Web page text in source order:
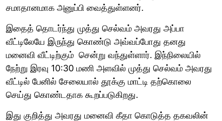
சமாதானமாக அனுப்பி வைத்துள்ளனர்.
இதைத் தொடர்ந்து முத்து செல்வம் அவரது அப்பா
வீட்டிலேயே இருந்து கொண்டு அவ்வப்போது தனது
மனைவி வீட்டிற்கும் சென்று வந்துள்ளார். இந்நிலையில்
நேற்று இரவு 10:30 மணி அளவில் முத்து செல்வம் அவரது
வீட்டில் பேனில் சேலையால் தூக்கு மாட்டி தற்கொலை
செய்து கொண்டதாக கூறப்படுகிறது.
இது குறித்து அவரது மனைவி கீதா கொடுத்த தகவலின்